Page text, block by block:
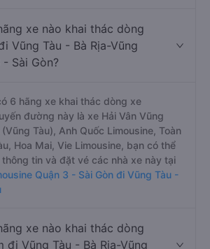
xe nào khai thác dòng
Vũng Tàu - Bà Rịa-Vũng
Sài Gòn?
6 hãng xe khai thác dòng xe
đường này là xe Hải Vân Vũng
Tàu), Anh Quốc Limousine, Toàn
Hoa Mai, Vie Limousine, bạn có thể
tin và đặt vé các nhà xe này tại
Quận 3 - Sài Gòn đi Vũng Tàu -
xe nào khai thác dòng
đi Vũng Tàu - Bà Rịa-Vũng